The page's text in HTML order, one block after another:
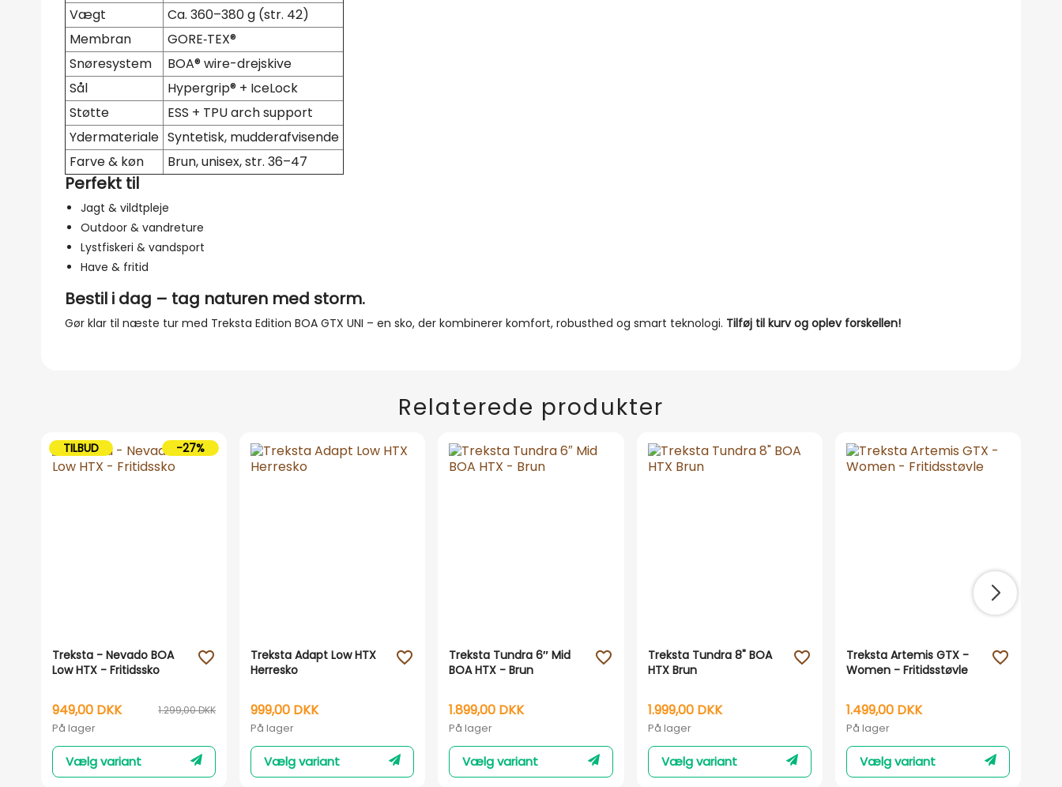
Vægt
Ca. 360–380 g (str. 42)
Membran
GORE‑TEX®
Snøresystem
BOA® wire-drejskive
Sål
Hypergrip® + IceLock
Støtte
ESS + TPU arch support
Ydermateriale Syntetisk, mudderafvisende
Farve & køn
Brun, unisex, str. 36–47
Perfekt til
Jagt & vildtpleje
Outdoor & vandreture
Lystfiskeri & vandsport
Have & fritid
Bestil i dag – tag naturen med storm.
Gør klar til næste tur med Treksta Edition BOA GTX UNI – en sko, der kombinerer komfort, robusthed og smart teknologi. Tilføj til kurv og oplev forskellen!
Relaterede produkter
Treksta - Nevado BOA
Low HTX - Fritidssko
1.299,00 DKK
949,00 DKK
På lager
Vælg variant
favorite_outline
TILBUD -27%
Treksta Adapt Low HTX
Herresko
999,00 DKK
På lager
Vælg variant
favorite_outline
Treksta Tundra 6″ Mid
BOA HTX - Brun
1.899,00 DKK
På lager
Vælg variant
favorite_outline
Treksta Tundra 8" BOA
HTX Brun
1.999,00 DKK
På lager
Vælg variant
favorite_outline
Treksta Artemis GTX -
Women - Fritidsstøvle
1.499,00 DKK
På lager
Vælg variant
favorite_outline